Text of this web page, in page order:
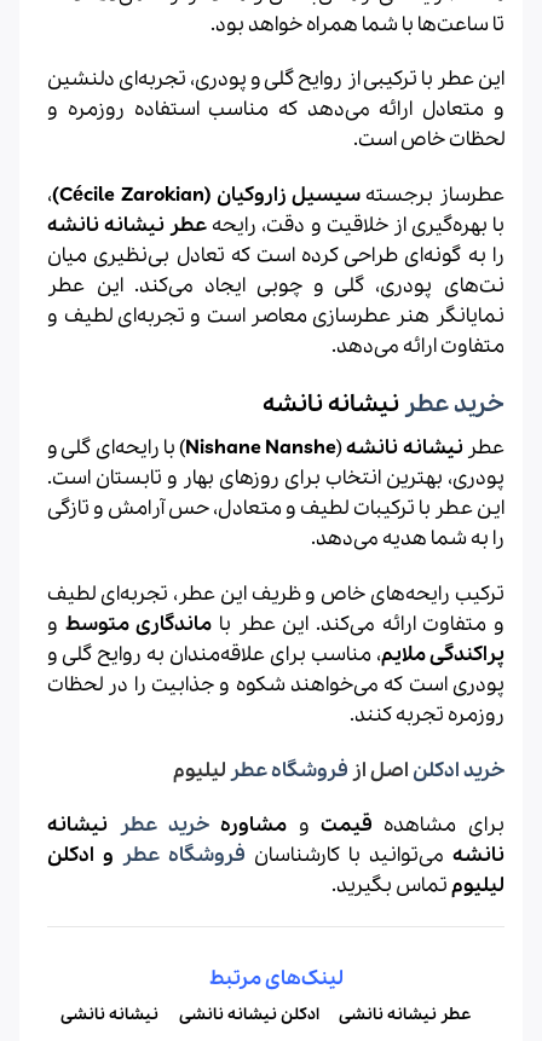
تا ساعت‌ها با شما همراه خواهد بود.
این عطر با ترکیبی از روایح گلی و پودری، تجربه‌ای دلنشین
و متعادل ارائه می‌دهد که مناسب استفاده روزمره و
لحظات خاص است.
عطرساز برجسته سیسیل زاروکیان (Cécile Zarokian)
،
با بهره‌گیری از خلاقیت و دقت، رایحه عطر نیشانه نانشه
را به گونه‌ای طراحی کرده است که تعادل بی‌نظیری میان
نت‌های پودری، گلی و چوبی ایجاد می‌کند. این عطر
نمایانگر هنر عطرسازی معاصر است و تجربه‌ای لطیف و
متفاوت ارائه می‌دهد.
خرید عطرنیشانه نانشه
عطرنیشانهنانشه(
Nishane Nanshe) با رایحه‌ای گلی و
پودری، بهترین انتخاب برای روزهای بهار و تابستان است.
این عطر با ترکیبات لطیف و متعادل، حس آرامش و تازگی
را به شما هدیه می‌دهد.
ترکیب رایحه‌های خاص و ظریف این عطر، تجربه‌ای لطیف
و متفاوت ارائه می‌کند. این عطر با ماندگاری متوسط و
پراکندگی ملایم، مناسب برای علاقه‌مندان به روایح گلی و
پودری است که می‌خواهند شکوه و جذابیت را در لحظات
روزمره تجربه کنند.
خرید ادکلن اصل از فروشگاه عطر لیلیوم
برای مشاهده قیمتو مشاورهخرید عطر نیشانه
نانشه می‌توانید با کارشناسان فروشگاه عطر و ادکلن
لیلیومتماس بگیرید.
لینک‌های مرتبط
عطر نیشانه نانشی ادکلن نیشانه نانشی نیشانه نانشی